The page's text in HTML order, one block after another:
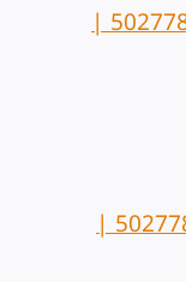
شركة عزل فوم بحي الفلاح| 502778172 |
شركة عزل فوم بحي الندى| 502778172 |